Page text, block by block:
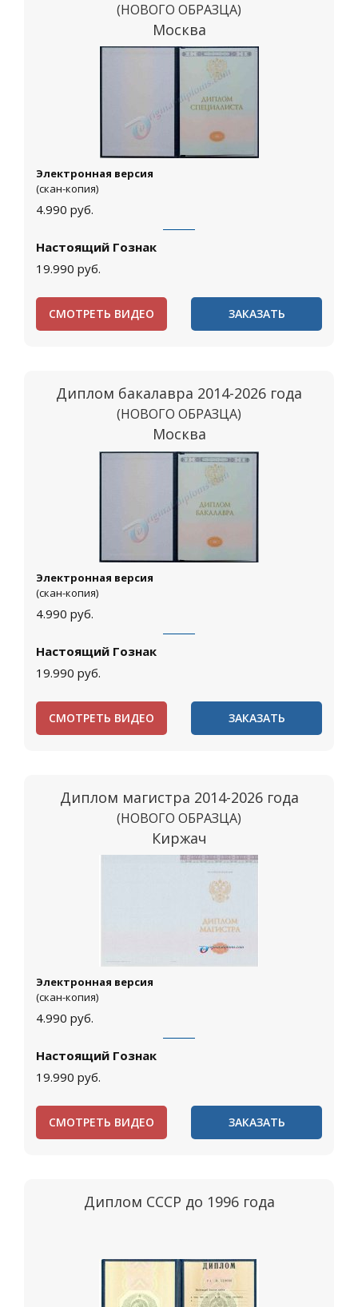
(НОВОГО ОБРАЗЦА)
Москва
Электронная версия
(скан-копия)
4.990 руб.
Настоящий Гознак
19.990 руб.
СМОТРЕТЬ ВИДЕО ЗАКАЗАТЬ
Диплом бакалавра 2014-2026 года
(НОВОГО ОБРАЗЦА)
Москва
Электронная версия
(скан-копия)
4.990 руб.
Настоящий Гознак
19.990 руб.
СМОТРЕТЬ ВИДЕО ЗАКАЗАТЬ
Диплом магистра 2014-2026 года
(НОВОГО ОБРАЗЦА)
Киржач
Электронная версия
(скан-копия)
4.990 руб.
Настоящий Гознак
19.990 руб.
СМОТРЕТЬ ВИДЕО ЗАКАЗАТЬ
Диплом СССР до 1996 года